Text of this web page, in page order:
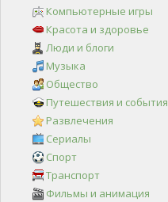
Компьютерные игры
Красота и здоровье
Люди и блоги
Музыка
Общество
Путешествия и события
Развлечения
Сериалы
Спорт
Транспорт
Фильмы и анимация